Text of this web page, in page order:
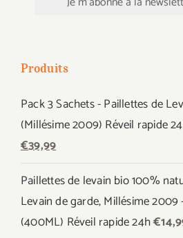
Produits
Pack 3 Sachets - Paillettes de
(Millésime 2009) Réveil rapide
Le
initial
était :
€44,97.
€39,99Le
actuel
est :
€39,99.
Paillettes de levain bio 100%
Levain de garde, Millésime 2009
(400ML) Réveil rapide 24h€